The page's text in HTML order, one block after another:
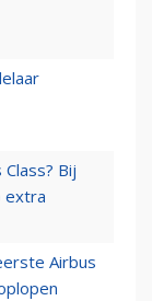
Bij
extra
Airbus